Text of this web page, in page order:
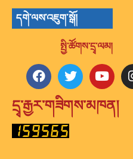
དགེ་ལས་འཇུག་སྒོ།
སྤྱི་ཚོགས་དྲྭ་ལམ།
དྲྭ་རྒྱར་གཟིགས་མཁན།